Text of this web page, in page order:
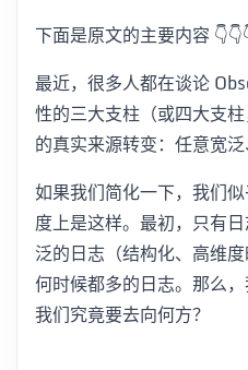
下面是原文的主要内容
最近，很多人都在谈论
性的三大支柱（或四大支
的真实来源转变：任意宽
如果我们简化一下，我们
度上是这样。最初，只有
泛的日志（结构化、高维
何时候都多的日志。那么
我们究竟要去向何方？